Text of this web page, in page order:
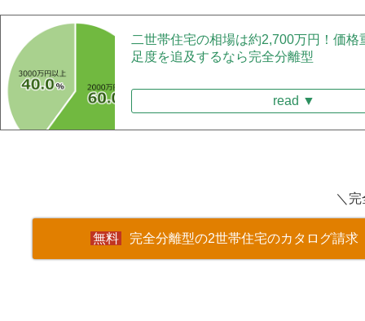
二世帯住宅の相場は約2,700万円！価格
足度を追及するなら完全分離型
read ▼
＼
完全分離型の2世帯住宅のカタログ請求